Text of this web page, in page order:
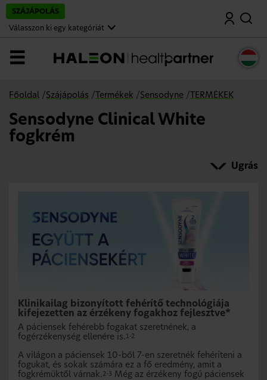
U
SZÁJÁPOLÁS
Válasszon ki egy kategóriát
Keresés
Menü
Főoldal / Szájápolás / Termékek / Sensodyne / TERMÉKEK
Sensodyne Clinical White
fogkrém
Ugrás
Klinikailag bizonyított fehérítő technológiája
kifejezetten az érzékeny fogakhoz fejlesztve*
A páciensek fehérebb fogakat szeretnének, a
fogérzékenység ellenére is. 1-2
A világon a páciensek 10-ből 7-en szeretnék fehéríteni a
fogukat, és sokak számára ez a fő eredmény, amit a
fogkrémüktől várnak. 2-3 Még az érzékeny fogú páciensek